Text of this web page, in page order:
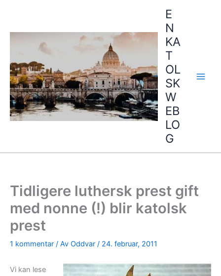
E
N
KA
T
OL
SK
W
EB
LO
G
Tidligere luthersk prest gift
med nonne (!) blir katolsk
prest
1 kommentar / Av Oddvar / 24. februar, 2011
Vi kan lese